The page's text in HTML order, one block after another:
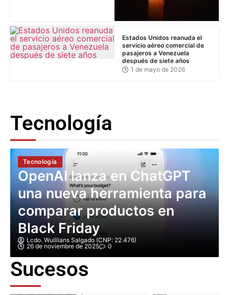
Estados Unidos reanuda el
servicio aéreo comercial de
pasajeros a Venezuela
después de siete años
1 de mayo de 2026
Tecnología
Tecnología
OpenAI lanza en ChatGPT
una nueva herramienta para
comparar productos en
Black Friday
Lcdo. Wuillians Salgado (CNP: 22.476)
26 de noviembre de 2025
0
Sucesos